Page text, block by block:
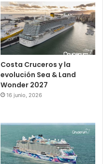
Costa Cruceros y la
evolución Sea & Land
Wonder 2027
16 junio, 2026